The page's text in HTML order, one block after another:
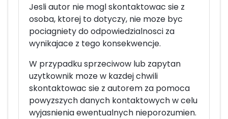
Jesli autor nie mogl skontaktowac sie z
osoba, ktorej to dotyczy, nie moze byc
pociagniety do odpowiedzialnosci za
wynikajace z tego konsekwencje.
W przypadku sprzeciwow lub zapytan
uzytkownik moze w kazdej chwili
skontaktowac sie z autorem za pomoca
powyzszych danych kontaktowych w celu
wyjasnienia ewentualnych nieporozumien.